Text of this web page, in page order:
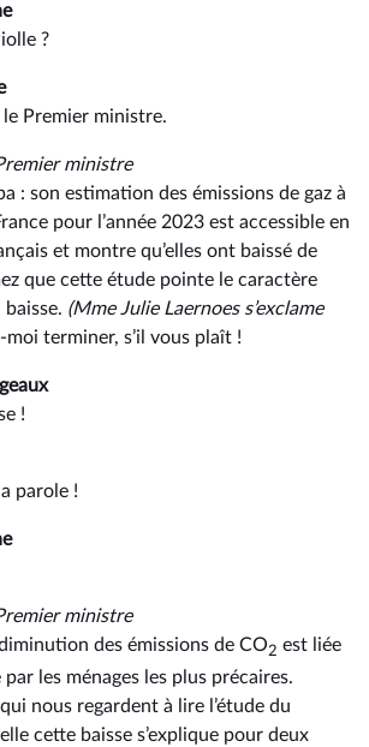
?
le Premier ministre.
ministre
: son estimation des émissions de gaz à
pour l’année 2023 est accessible en
et montre qu’elles ont baissé de
que cette étude pointe le caractère
(Mme Julie Laernoes s’exclame
moi terminer, s’il vous plaît !
!
parole !
ministre
des émissions de CO2 est liée
les ménages les plus précaires.
nous regardent à lire l’étude du
cette baisse s’explique pour deux